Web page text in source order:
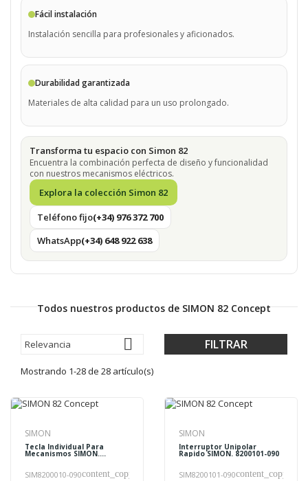
Fácil instalación
Instalación sencilla para profesionales y aficionados.
Durabilidad garantizada
Materiales de alta calidad para un uso prolongado.
Transforma tu espacio con Simon 82
Encuentra la combinación perfecta de diseño y funcionalidad
con nuestros mecanismos eléctricos.
Explora la colección Simon 82
Teléfono fijo(+34) 976 372 700
WhatsApp(+34) 648 922 638
Todos nuestros productos de SIMON 82 Concept
Relevancia  FILTRAR
Mostrando 1-28 de 28 artículo(s)
SIMON
Tecla Individual Para
Mecanismos SIMON.
SIM8200010-090content_copy
SIMON
Interruptor Unipolar
Rapido SIMON. 8200101-090
SIM8200101-090content_copy